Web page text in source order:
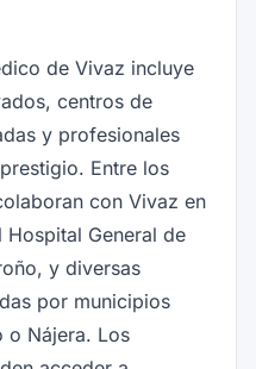
de Vivaz incluye
centros de
y profesionales
Entre los
con Vivaz en
Hospital General de
y diversas
por municipios
o Nájera. Los